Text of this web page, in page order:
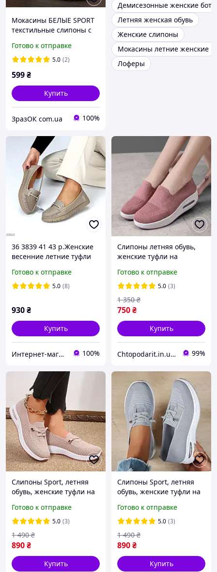
Мокасины БЕЛЫЕ SPORT
текстильные слипоны с
Готово к отправке
5.0 (2)
599₴
Купить
ЗразОК com.ua 100%
Демисезонные женские
Летняя женская обувь
Женские слипоны
Мокасины летние женские
Лоферы
36 3839 41 43 р.Женские
весенние летние туфли
цвета, натуральная кожа
Готово к отправке
5.0 (8)
930₴
Купить
Интернет-магазин "Гардеробчик" 100%
Слипоны летняя обувь,
женские туфли на
мокасины размер 41
розовые Код 68-1026
Готово к отправке
5.0 (3)
750₴
1 350 ₴
Купить
Chtopodarit.in.ua-інтернет-магазин цікавих подарунків 99%
Слипоны Sport, летняя
обувь, женские туфли на
мокасины размер 42,
розовые Код 00-0717
Готово к отправке
5.0 (3)
890₴
1 490 ₴
Купить
Слипоны Sport, летняя
обувь, женские туфли на
мокасины размер 40,
серые Код 00-0722
Готово к отправке
5.0 (3)
890₴
1 490 ₴
Купить